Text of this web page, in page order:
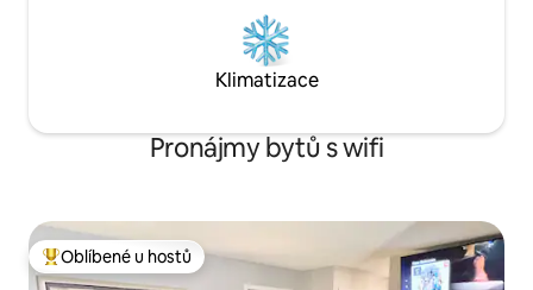
Klimatizace
Pronájmy bytů s wifi
Nejlepší v kategorii Oblíbené u hostů
Oblíbené u hostů